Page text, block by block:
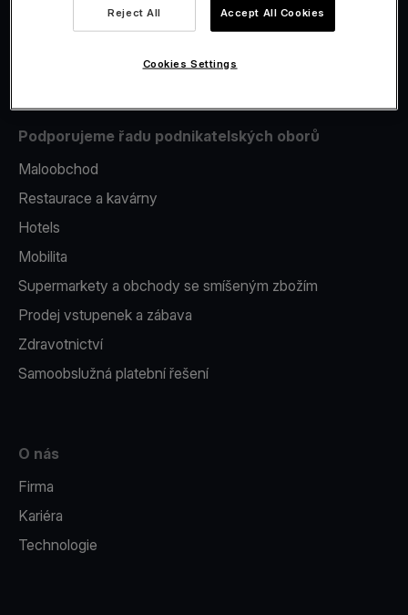
Platební terminál v telefonu
Podporujeme řadu podnikatelských oborů
Maloobchod
Restaurace a kavárny
Hotels
Mobilita
Supermarkety a obchody se smíšeným zbožím
Prodej vstupenek a zábava
Zdravotnictví
Samoobslužná platební řešení
O nás
Firma
Kariéra
Technologie
Reject All Accept All Cookies
Cookies Settings